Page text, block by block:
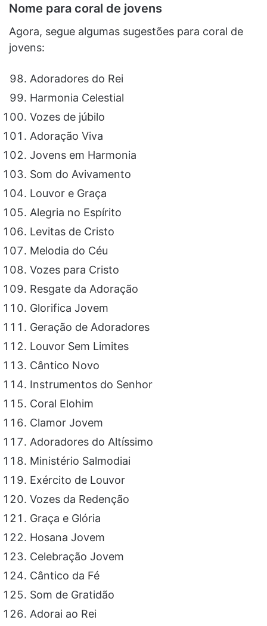
Nome para coral de jovens
Agora, segue algumas sugestões para coral de
jovens:
Adoradores do Rei
Harmonia Celestial
Vozes de júbilo
Adoração Viva
Jovens em Harmonia
Som do Avivamento
Louvor e Graça
Alegria no Espírito
Levitas de Cristo
Melodia do Céu
Vozes para Cristo
Resgate da Adoração
Glorifica Jovem
Geração de Adoradores
Louvor Sem Limites
Cântico Novo
Instrumentos do Senhor
Coral Elohim
Clamor Jovem
Adoradores do Altíssimo
Ministério Salmodiai
Exército de Louvor
Vozes da Redenção
Graça e Glória
Hosana Jovem
Celebração Jovem
Cântico da Fé
Som de Gratidão
Adorai ao Rei